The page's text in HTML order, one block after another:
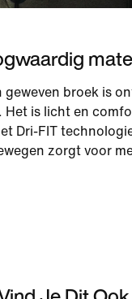
geweven broek is
Het is licht en
Dri-FIT
zorgt voor